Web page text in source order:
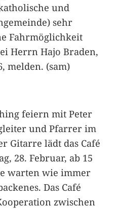
und
sehr
Fahrmöglichkeit
Herrn Hajo Braden,
melden. (sam)
feiern mit Peter
und Pfarrer im
Gitarre lädt das Café
28. Februar, ab 15
warten wie immer
Das Café
zwischen